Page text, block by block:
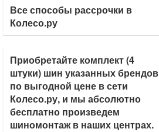
Все способы рассрочки в
Колесо.ру
Приобретайте комплект (4
штуки) шин указанных брендов
по выгодной цене в сети
Колесо.ру, и мы абсолютно
бесплатно произведем
шиномонтаж в наших центрах.